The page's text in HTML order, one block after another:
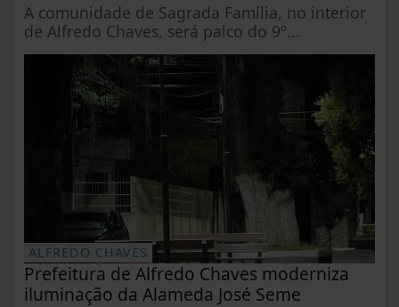
A comunidade de Sagrada Família, no interior
de Alfredo Chaves, será palco do 9º...
ALFREDO CHAVES
Prefeitura de Alfredo Chaves moderniza
iluminação da Alameda José Seme